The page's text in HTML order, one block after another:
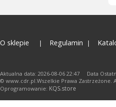
O sklepie Regulamin
Aktualna data: 2026-08-06 22:47 Data
© www.cdr.pl.Wszelkie Prawa Zastrzeżone.
Oprogramowanie: KQS.store